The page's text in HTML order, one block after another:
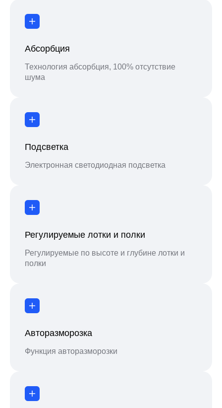
Абсорбция
Технология абсорбция, 100% отсутствие
шума
Подсветка
Электронная светодиодная подсветка
Регулируемые лотки и полки
Регулируемые по высоте и глубине лотки и
полки
Авторазморозка
Функция авторазморозки